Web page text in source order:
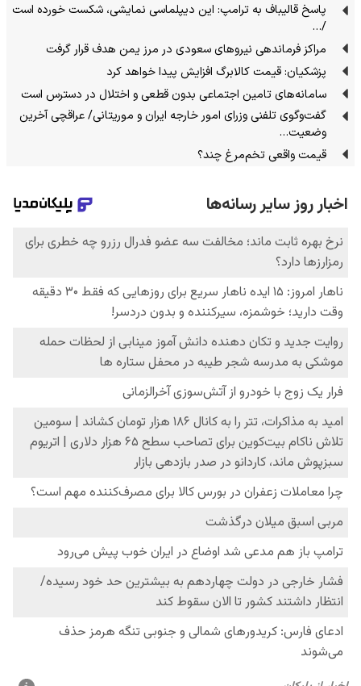
پاسخ قالیباف به ترامپ: این دیپلماسی نمایشی، شکست خورده است
/…
مراکز فرماندهی نیروهای سعودی در مرز یمن هدف قرار گرفت
پزشکیان: قیمت کالابرگ افزایش پیدا خواهد کرد
سامانه‌های تامین اجتماعی بدون قطعی و اختلال در دسترس است
گفت‌وگوی تلفنی وزرای امور خارجه ایران و موریتانی/ عراقچی آخرین
وضعیت…
قیمت واقعی تخم‌مرغ چند؟